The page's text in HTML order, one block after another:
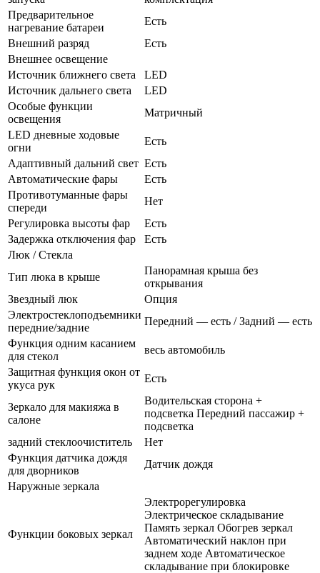
Предварительное
нагревание батареи
Есть
Внешний разряд
Есть
Внешнее освещение
Источник ближнего света
LED
Источник дальнего света
LED
Особые функции
освещения
Матричный
LED дневные ходовые
огни
Есть
Адаптивный дальний свет Есть
Автоматические фары
Есть
Противотуманные фары
спереди
Нет
Регулировка высоты фар
Есть
Задержка отключения фар
Есть
Люк / Стекла
Тип люка в крыше
Панорамная крыша без
открывания
Звездный люк
Опция
Электростеклоподъемники
передние/задние
Передний — есть / Задний — есть
Функция одним касанием
для стекол
весь автомобиль
Защитная функция окон от
укуса рук
Есть
Зеркало для макияжа в
салоне
Водительская сторона +
подсветка Передний пассажир +
подсветка
задний стеклоочиститель
Нет
Функция датчика дождя
для дворников
Датчик дождя
Наружные зеркала
Функции боковых зеркал
Электрорегулировка
Электрическое складывание
Память зеркал Обогрев зеркал
Автоматический наклон при
заднем ходе Автоматическое
складывание при блокировке